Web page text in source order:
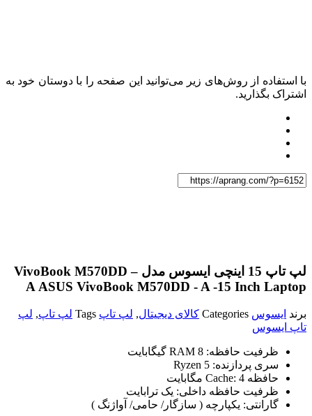
با استفاده از روش‌های زیر می‌توانید این صفحه را با دوستان خود به
اشتراک بگذارید.
لپ تاپ 15 اینچی ایسوس مدل VivoBook M570DD –
A ASUS VivoBook M570DD - A -15 Inch Laptop
برند ایسوس Categories کالای دیجیتال, لپ تاپ Tags لپ تاپ, لپ
تاپ ایسوس
ظرفیت حافظه:
سری پردازنده:
حافظه Cache: 4 مگابایت
ظرفیت حافظه داخلی: یک ترابایت
گارانتی: یکپارچه ( سازگار/ حامی/ آواژنگ )